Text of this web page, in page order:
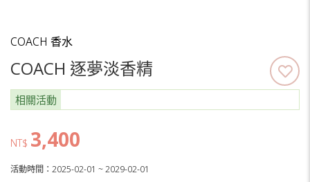
COACH 香水
COACH 逐夢淡香精
相關活動
NT$ 3,400
活動時間：2025-02-01 ~ 2029-02-01